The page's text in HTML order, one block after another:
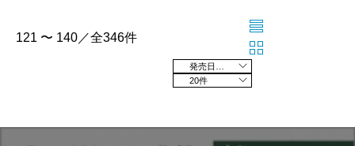
121 〜 140／全346件
20件